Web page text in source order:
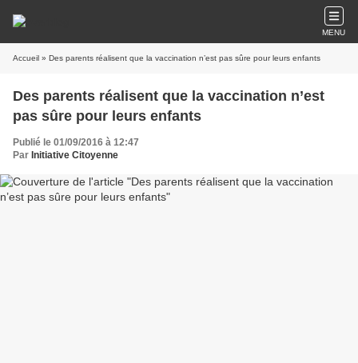
MENU
Accueil » Des parents réalisent que la vaccination n’est pas sûre pour leurs enfants
Des parents réalisent que la vaccination n’est
pas sûre pour leurs enfants
Publié le 01/09/2016 à 12:47
Par Initiative Citoyenne